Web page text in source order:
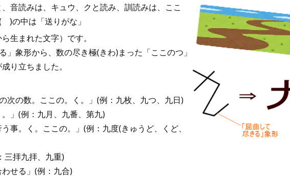
音読みは、キュウ、クと読み、訓読みは、ここ
)の中は「送りがな」
生まれた文字）です。
」象形から、数の尽き極(きわ)まった「ここのつ」
り立ちました。
次の数。ここの。く。」(例：九枚、九つ、九日)
」(例：九月、九番、第九)
事。く。ここの。」(例：九度(きゅうど、くど、
三拝九拝、九重)
わせる」(例：九合)